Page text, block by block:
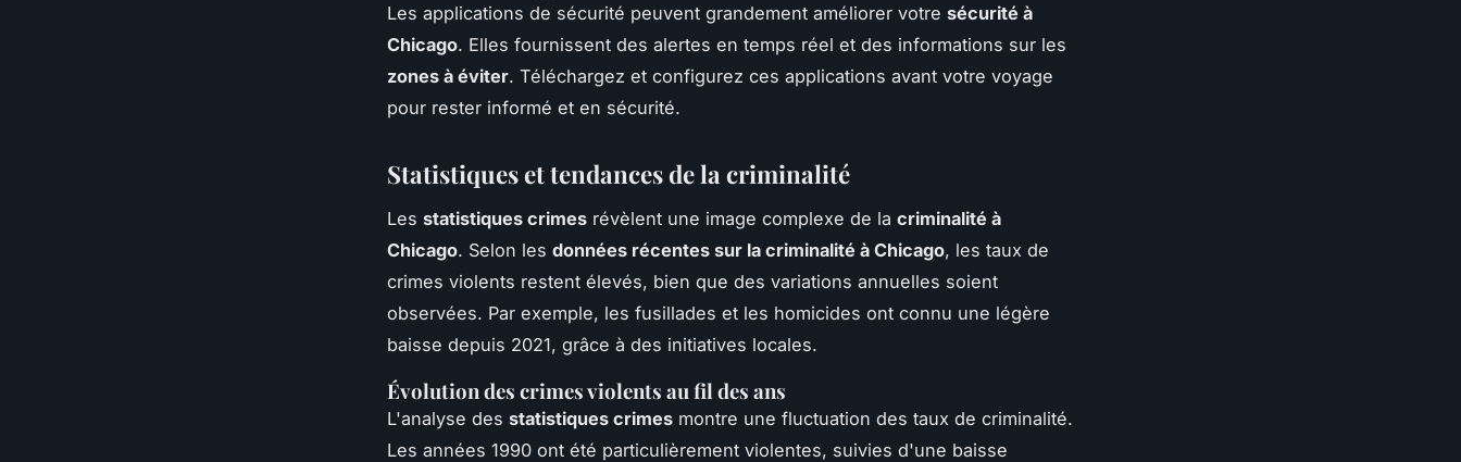
Les applications de sécurité peuvent grandement améliorer votre sécurité à
Chicago. Elles fournissent des alertes en temps réel et des informations sur les
zones à éviter. Téléchargez et configurez ces applications avant votre voyage
pour rester informé et en sécurité.
Statistiques et tendances de la criminalité
Les statistiques crimes révèlent une image complexe de la criminalité à
Chicago. Selon les données récentes sur la criminalité à Chicago, les taux de
crimes violents restent élevés, bien que des variations annuelles soient
observées. Par exemple, les fusillades et les homicides ont connu une légère
baisse depuis 2021, grâce à des initiatives locales.
Évolution des crimes violents au fil des ans
L'analyse des statistiques crimes montre une fluctuation des taux de criminalité.
Les années 1990 ont été particulièrement violentes, suivies d'une baisse